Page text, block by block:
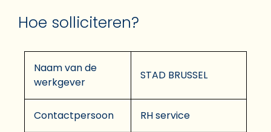
Hoe solliciteren?
Naam van de
werkgever
STAD BRUSSEL
Contactpersoon RH service